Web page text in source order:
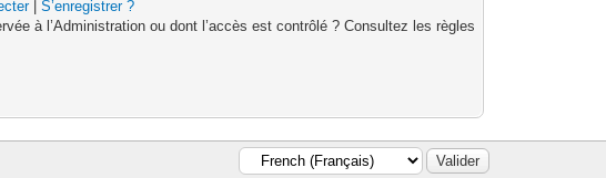
|S’enregistrer ?
à l’Administration ou dont l’accès est contrôlé ? Consultez les règles